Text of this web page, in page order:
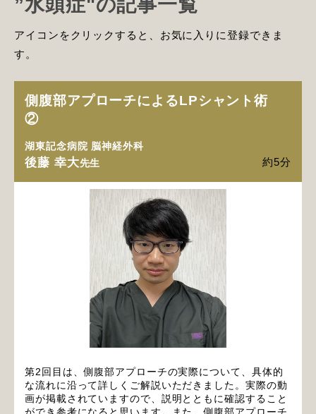
”水頭症"の記事一覧
アイコンをクリックすると、お気に入りに登録できま
す。
側腹部アプローチによるLPシャント術
②
湖東記念病院 脳神経外科
後藤 幸大先生 約5分
第2回目は、側腹部アプローチの実際について、具体的
な流れに沿って詳しくご解説いただきました。実際の動
画が掲載されていますので、説明とともに確認すること